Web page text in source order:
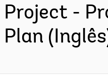
Project -
Plan